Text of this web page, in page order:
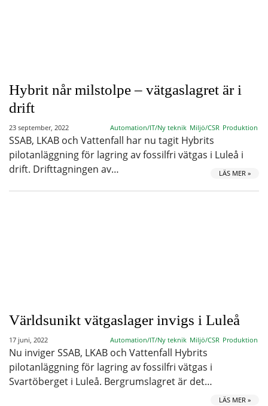
Hybrit når milstolpe – vätgaslagret är i
drift
23 september, 2022 Automation/IT/Ny teknik Miljö/CSR Produktion
SSAB, LKAB och Vattenfall har nu tagit Hybrits
pilotanläggning för lagring av fossilfri vätgas i Luleå i
drift. Drifttagningen av…
LÄS MER »
Världsunikt vätgaslager invigs i Luleå
17 juni, 2022 Automation/IT/Ny teknik Miljö/CSR Produktion
Nu inviger SSAB, LKAB och Vattenfall Hybrits
pilotanläggning för lagring av fossilfri vätgas i
Svartöberget i Luleå. Bergrumslagret är det…
LÄS MER »